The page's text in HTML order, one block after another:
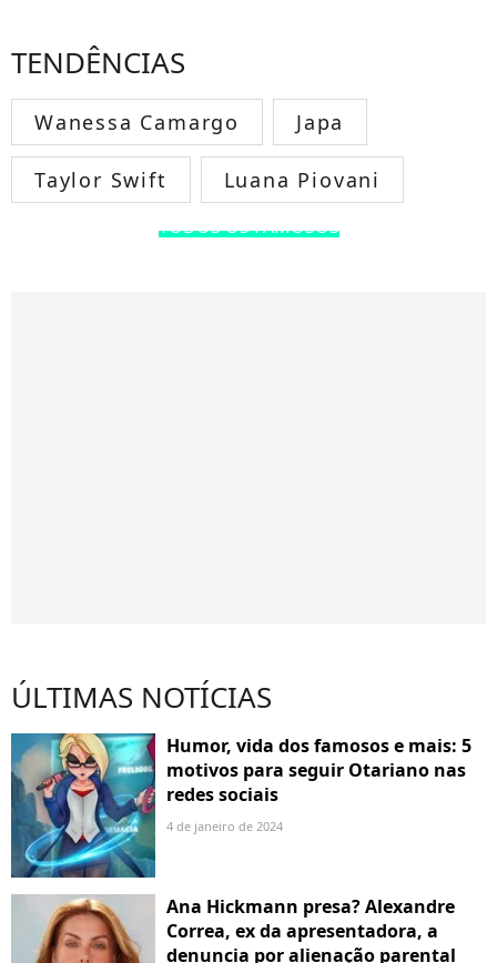
TENDÊNCIAS
Wanessa Camargo Japa
Taylor Swift Luana Piovani
TODOS OS FAMOSOS
ÚLTIMAS NOTÍCIAS
Humor, vida dos famosos e mais: 5
motivos para seguir Otariano nas
redes sociais
4 de janeiro de 2024
Ana Hickmann presa? Alexandre
Correa, ex da apresentadora, a
denuncia por alienação parental